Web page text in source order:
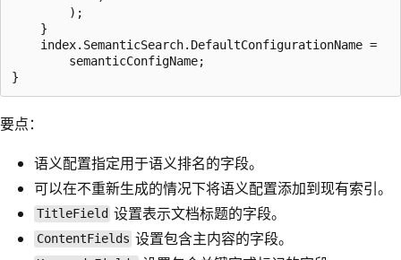
        );
    }
    index.SemanticSearch.DefaultConfigurationName =
        semanticConfigName;
要点：
语义配置指定用于语义排名的字段。
可以在不重新生成的情况下将语义配置添加到现有索引。
TitleField 设置表示文档标题的字段。
ContentFields 设置包含主内容的字段。